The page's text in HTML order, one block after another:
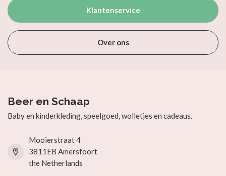
Klantenservice
Over ons
Beer en Schaap
Baby en kinderkleding, speelgoed, wolletjes en cadeaus.
Mooierstraat 4
3811EB Amersfoort
the Netherlands